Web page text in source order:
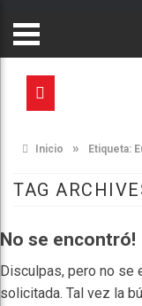
Inicio » Etiqueta:
TAG
No se encontró!
Disculpas, pero no se
solicitada. Tal vez la